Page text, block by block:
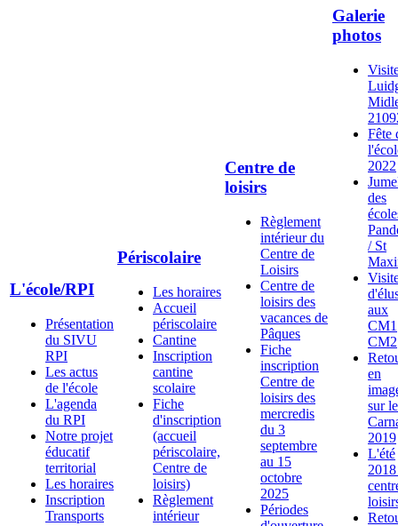
L'école/RPI
Présentation
du SIVU
RPI
Les actus
de l'école
L'agenda
du RPI
Notre projet
éducatif
territorial
Les horaires
Inscription
Transports
Périscolaire
Les horaires
Accueil
périscolaire
Cantine
Inscription
cantine
scolaire
Fiche
d'inscription
(accueil
périscolaire,
Centre de
loisirs)
Règlement
intérieur
Centre de
loisirs
Règlement
intérieur du
Centre de
Loisirs
Centre de
loisirs des
vacances de
Pâques
Fiche
inscription
Centre de
loisirs des
mercredis
du 3
septembre
au 15
octobre
2025
Périodes
Galerie
photos
Fête
2022
des
/ St
aux
CM1
CM2
en
sur le
2019
L'été